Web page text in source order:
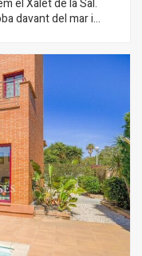
el Xalet de la Sal.
davant del mar i
i un altre per a
Mediterrani. En
Des del saló hi ha
vistes
reformada amb
hi ha un
hi
una és en suite.
individual i un
tots els seus serveis
esportiu i una gran